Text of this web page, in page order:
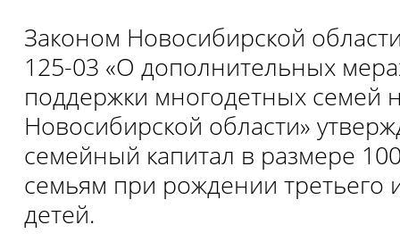
Законом Новосибирской
125-03 «О дополнительных
поддержки многодетных семей
Новосибирской области»
семейный капитал в размере
семьям при рождении
детей.